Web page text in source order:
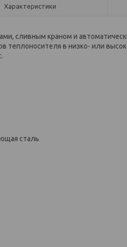
Характеристики
сливным краном и
теплоносителя в низко- или
сталь